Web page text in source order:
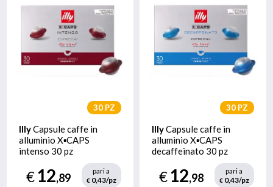
30 PZ
IllyCapsule caffe in
alluminio X▪CAPS
intenso 30 pz
€12,89
pari a
€0,43/pz
30 PZ
IllyCapsule caffe in
alluminio X▪CAPS
decaffeinato 30 pz
€12,98
pari a
€0,43/pz